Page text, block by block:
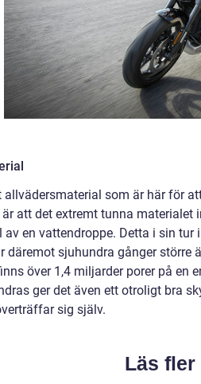
allvädersmaterial som är här för
att det extremt tunna materialet
av en vattendroppe. Detta i sin
däremot sjuhundra gånger större
över 1,4 miljarder porer på en
ger det även ett otroligt bra
sig själv.
Läs fler